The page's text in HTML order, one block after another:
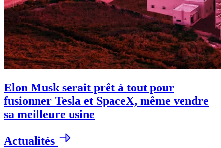
Elon Musk serait prêt à tout pour
fusionner Tesla et SpaceX, même vendre
sa meilleure usine
Actualités